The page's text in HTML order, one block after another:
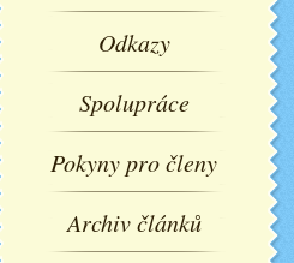
Odkazy
Spolupráce
Pokyny pro členy
Archiv článků